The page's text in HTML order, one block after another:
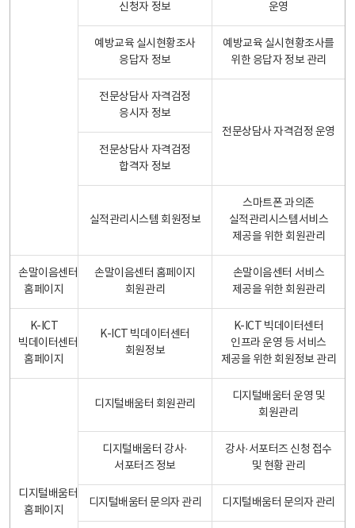
신청자 정보
운영
예방교육 실시현황조사
응답자 정보
예방교육 실시현황조사를
위한 응답자 정보 관리
전문상담사 자격검정
응시자 정보
전문상담사 자격검정 운영
전문상담사 자격검정
합격자 정보
실적관리시스템 회원정보
스마트폰 과의존
실적관리시스템서비스
제공을 위한 회원관리
손말이음센터
홈페이지
손말이음센터 홈페이지
회원관리
손말이음센터 서비스
제공을 위한 회원관리
K-ICT
빅데이터센터
홈페이지
K-ICT 빅데이터센터
회원정보
K-ICT 빅데이터센터
인프라 운영 등 서비스
제공을 위한 회원정보 관리
디지털배움터
홈페이지
디지털배움터 회원관리
디지털배움터 운영 및
회원관리
디지털배움터 강사·
서포터즈 정보
강사·서포터즈 신청 접수
및 현황 관리
디지털배움터 문의자 관리 디지털배움터 문의자 관리